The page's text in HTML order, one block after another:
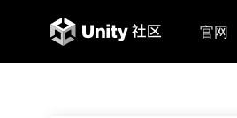
官网